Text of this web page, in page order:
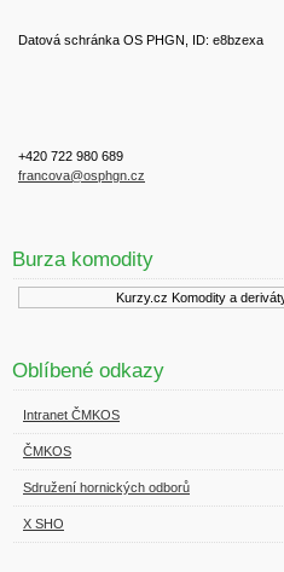
Datová schránka OS PHGN, ID: e8bzexa
+420 722 980 689
francova@osphgn.cz
Burza komodity
Kurzy.cz Komodity a deriváty
Oblíbené odkazy
Intranet ČMKOS
ČMKOS
Sdružení hornických odborů
X SHO